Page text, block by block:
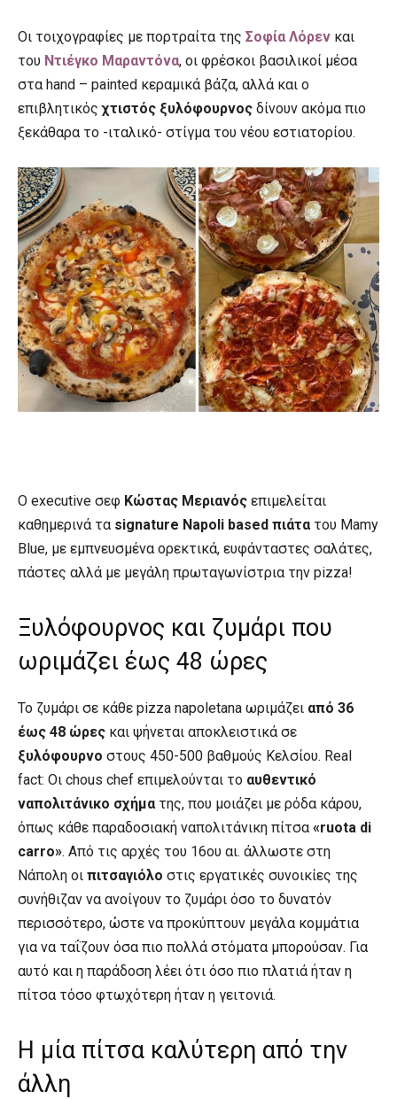
Οι τοιχογραφίες με πορτραίτα της Σοφία Λόρεν και
του Ντιέγκο Μαραντόνα, οι φρέσκοι βασιλικοί μέσα
στα hand – painted κεραμικά βάζα, αλλά και ο
επιβλητικόςχτιστός ξυλόφουρνος δίνουν ακόμα πιο
ξεκάθαρα το -ιταλικό- στίγμα του νέου εστιατορίου.
Ο executive σεφ Κώστας Μεριανός επιμελείται
καθημερινά τα signature Napoli based πιάτατου Mamy
Blue, με εμπνευσμένα ορεκτικά, ευφάνταστες σαλάτες,
πάστες αλλά με μεγάλη πρωταγωνίστρια την pizza!
Ξυλόφουρνος και ζυμάρι που
ωριμάζει έως 48 ώρες
Το ζυμάρι σε κάθε pizza napoletana ωριμάζει από 36
έως 48 ώρες και ψήνεται αποκλειστικά σε
ξυλόφουρνο στους 450-500 βαθμούς Κελσίου. Real
fact: Οι chous chef επιμελούνται το αυθεντικό
ναπολιτάνικο σχήματης, που μοιάζει με ρόδα κάρου,
όπως κάθε παραδοσιακή ναπολιτάνικη πίτσα «ruota di
carro». Από τις αρχές του 16ου αι. άλλωστε στη
Νάπολη οι πιτσαγιόλο στις εργατικές συνοικίες της
συνήθιζαν να ανοίγουν το ζυμάρι όσο το δυνατόν
περισσότερο, ώστε να προκύπτουν μεγάλα κομμάτια
για να ταΐζουν όσα πιο πολλά στόματα μπορούσαν. Για
αυτό και η παράδοση λέει ότι όσο πιο πλατιά ήταν η
πίτσα τόσο φτωχότερη ήταν η γειτονιά.
Η μία πίτσα καλύτερη από την
άλλη